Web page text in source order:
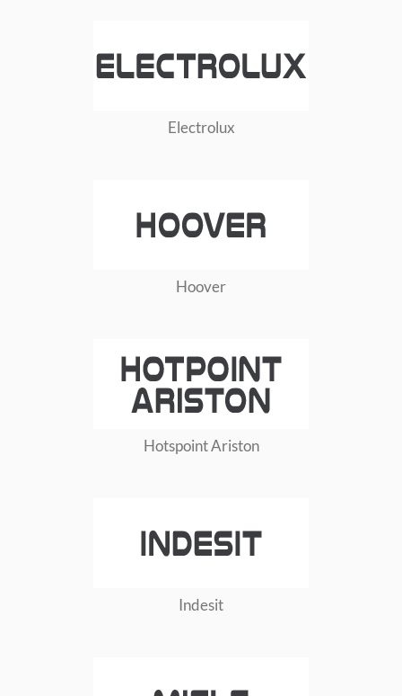
Electrolux
Hoover
Hotspoint Ariston
Indesit